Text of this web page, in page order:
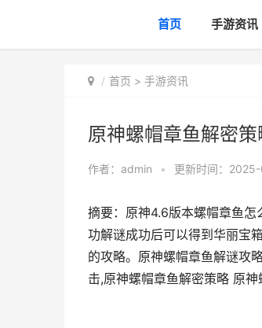
首页 手游资讯
首页 > 手游资讯
原神螺帽章鱼解密
作者： admin • 更新时间：
摘要：原神4.6版本螺帽章鱼
功解谜成功后可以得到华丽宝
的攻略。原神螺帽章鱼解谜攻
击,原神螺帽章鱼解密策略 原神